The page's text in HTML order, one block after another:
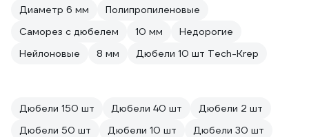
Диаметр 6 мм
Полипропиленовые
Саморез с дюбелем
10 мм
Недорогие
Нейлоновые
8 мм Дюбели 10 шт Tech-Krep
Дюбели 150 шт Дюбели 40 шт
Дюбели 2 шт
Дюбели 50 шт
Дюбели 10 шт
Дюбели 30 шт